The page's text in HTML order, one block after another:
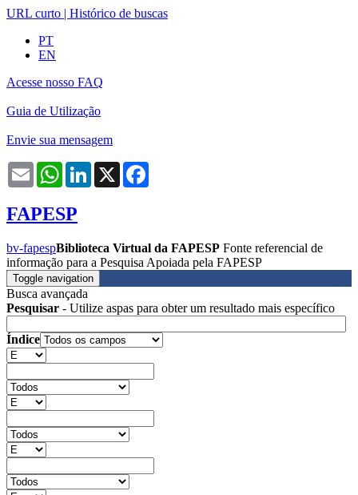
URL curto | Histórico de buscas
PT
EN
Acesse nosso FAQ
Guia de Utilização
Envie sua mensagem
Email WhatsAppLinkedIn
X
FAPESP
bv-fapespBiblioteca Virtual da FAPESP Fonte referencial de
informação para a Pesquisa Apoiada pela FAPESP
Toggle navigation
Busca avançada
Pesquisar - Utilize aspas para obter um resultado mais específico
Índice